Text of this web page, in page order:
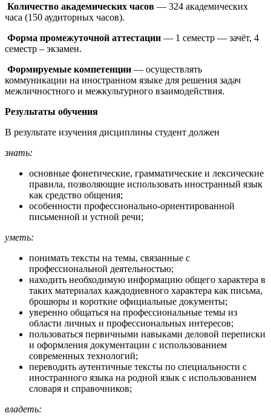
Количество академических часов — 324 академических
часа (150 аудиторных часов).
Форма промежуточной аттестации — 1 семестр — зачёт, 4
семестр – экзамен.
Формируемые компетенции — осуществлять
коммуникации на иностранном языке для решения задач
межличностного и межкультурного взаимодействия.
Результаты обучения
В результате изучения дисциплины студент должен
знать:
основные фонетические, грамматические и лексические
правила, позволяющие использовать иностранный язык
как средство общения;
особенности профессионально-ориентированной
письменной и устной речи;
уметь:
понимать тексты на темы, связанные с
профессиональной деятельностью;
находить необходимую информацию общего характера в
таких материалах каждодневного характера как письма,
брошюры и короткие официальные документы;
уверенно общаться на профессиональные темы из
области личных и профессиональных интересов;
пользоваться первичными навыками деловой переписки
и оформления документации с использованием
современных технологий;
переводить аутентичные тексты по специальности с
иностранного языка на родной язык с использованием
словаря и справочников;
владеть: